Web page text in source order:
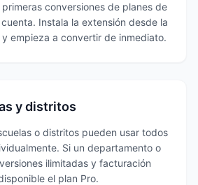
conversiones de planes de
Instala la extensión desde la
y empieza a convertir de inmediato.
y distritos
o distritos pueden usar todos
Si un departamento o
ilimitadas y facturación
el plan Pro.